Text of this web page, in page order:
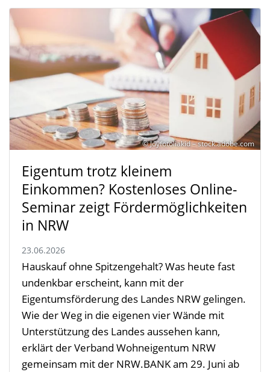
© Joyfotoliakid – stock.adobe.com
Eigentum trotz kleinem
Einkommen? Kostenloses Online-
Seminar zeigt Fördermöglichkeiten
in NRW
23.06.2026
Hauskauf ohne Spitzengehalt? Was heute fast
undenkbar erscheint, kann mit der
Eigentumsförderung des Landes NRW gelingen.
Wie der Weg in die eigenen vier Wände mit
Unterstützung des Landes aussehen kann,
erklärt der Verband Wohneigentum NRW
gemeinsam mit der NRW.BANK am 29. Juni ab